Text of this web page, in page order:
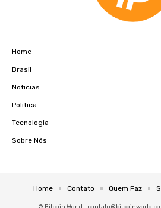
Home
Brasil
Noticias
Politica
Tecnologia
Sobre Nós
Home Contato Quem Faz